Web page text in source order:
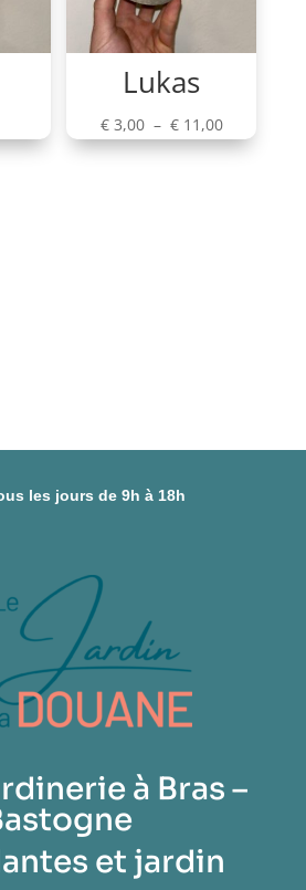
Lukas
€3,00 – €11,00Plage
de
les jours de 9h à 18h
à Bras –
et jardin